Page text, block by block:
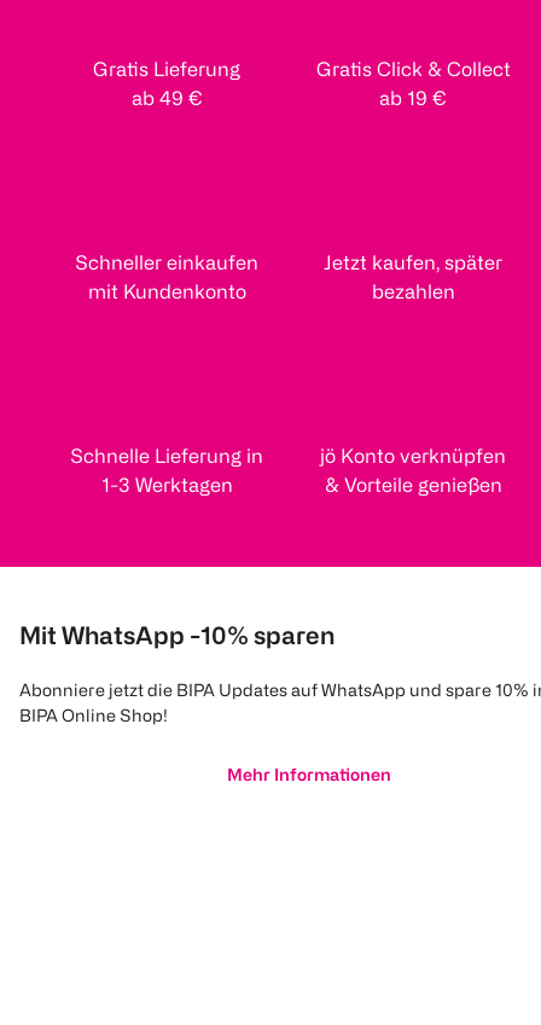
Gratis Lieferung
ab 49 €
Gratis Click & Collect
ab 19 €
Schneller einkaufen
mit Kundenkonto
Jetzt kaufen, später
bezahlen
Schnelle Lieferung in
1-3 Werktagen
jö Konto verknüpfen
& Vorteile genießen
Mit WhatsApp -10% sparen
Abonniere jetzt die BIPA Updates auf WhatsApp und spare 10%
BIPA Online Shop!
Mehr Informationen